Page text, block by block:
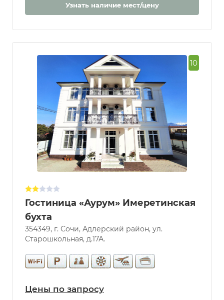
Узнать наличие мест/цену
10
Гостиница «Аурум» Имеретинская
бухта
354349, г. Сочи, Адлерский район, ул.
Старошкольная, д.17А.
Цены по запросу